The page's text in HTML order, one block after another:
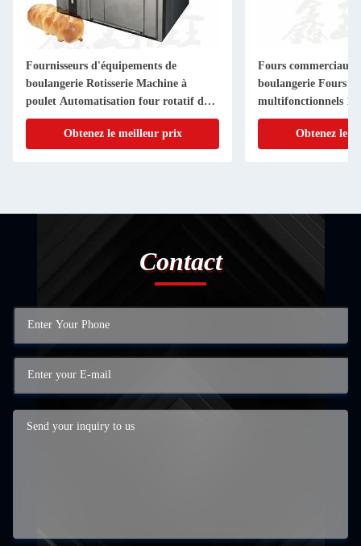
Fournisseurs d'équipements de
boulangerie Rotisserie Machine à
poulet Automatisation four rotatif de
boulangerie commerciale
Obtenez le meilleur prix
Fours commerciaux
boulangerie Fours
multifonctionnels 1
électriques
Obtenez le
Contact